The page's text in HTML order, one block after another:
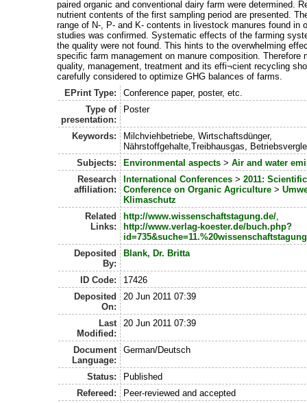
paired organic and conventional dairy farm were determined.
nutrient contents of the first sampling period are presented.
range of N-, P- and K- contents in livestock manures found in
studies was confirmed. Systematic effects of the farming
the quality were not found. This hints to the overwhelming
specific farm management on manure composition. Therefore
quality, management, treatment and its effi¬cient recycling
carefully considered to optimize GHG balances of farms.
EPrint Type:
Conference paper, poster, etc.
Type of
presentation:
Poster
Keywords:
Milchviehbetriebe, Wirtschaftsdünger,
Nährstoffgehalte,Treibhausgas,
Subjects:
Environmental aspects> Air and water
Research
affiliation:
International Conferences> 2011: Scientific
Conference on Organic Agriculture>
Klimaschutz
Related
Links:
http://www.wissenschaftstagung.de/,
http://www.verlag-koester.de/buch.php?
Deposited
By:
Blank, Dr. Britta
ID Code:
17426
Deposited
On:
20 Jun 2011 07:39
Last
Modified:
20 Jun 2011 07:39
Document
Language:
German/Deutsch
Status:
Published
Refereed:
Peer-reviewed and accepted